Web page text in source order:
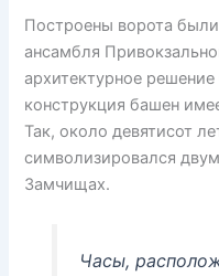
Построены ворота
ансамбля
архитектурное
конструкция башен
Так, около девятисот
символизировался
Замчищах.
Часы,